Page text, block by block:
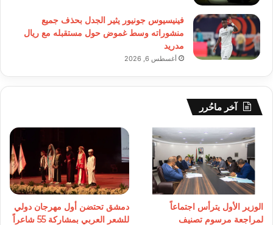
فينيسيوس جونيور يثير الجدل بحذف جميع
منشوراته وسط غموض حول مستقبله مع ريال
مدريد
أغسطس 6, 2026
آخر ماحُرر
الوزير الأول يترأس اجتماعاً
لمراجعة مرسوم تصنيف
دمشق تحتضن أول مهرجان دولي
للشعر العربي بمشاركة 55 شاعراً